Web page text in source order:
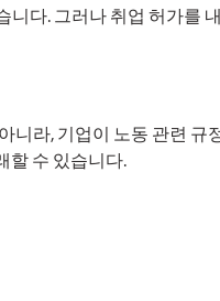
다. 그러나 취업 허가를
라, 기업이 노동 관련 규
할 수 있습니다.